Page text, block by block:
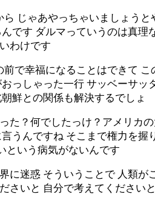
じゃあやっちゃいましょう
です ダルマっていうのは真
わけです
で幸福になることはできて
っしゃった一行 サッベーサ
鮮との関係も解決するでしょ
？何でしたっけ？アメリカ
うんですね そこまで権力を
という病気がないんです
迷惑 そういうことで 人類
いと 自分で考えてくださ